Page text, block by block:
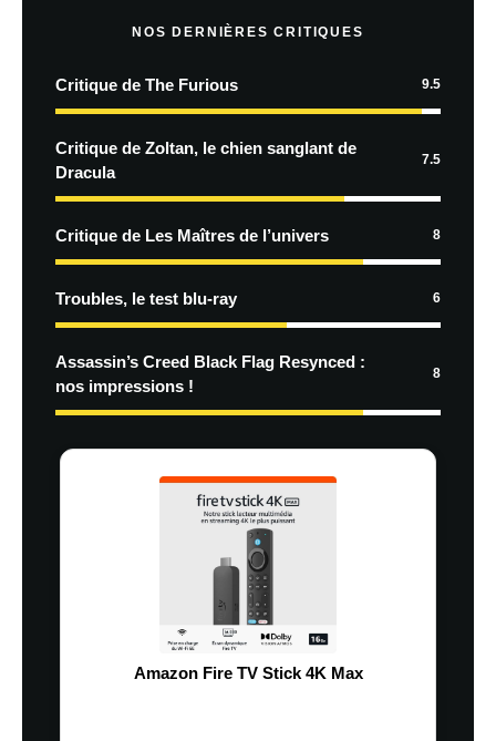
NOS DERNIÈRES CRITIQUES
Critique de The Furious 9.5
Critique de Zoltan, le chien sanglant de
Dracula
7.5
Critique de Les Maîtres de l’univers 8
Troubles, le test blu-ray 6
Assassin’s Creed Black Flag Resynced :
nos impressions !
8
Amazon Fire TV Stick 4K Max